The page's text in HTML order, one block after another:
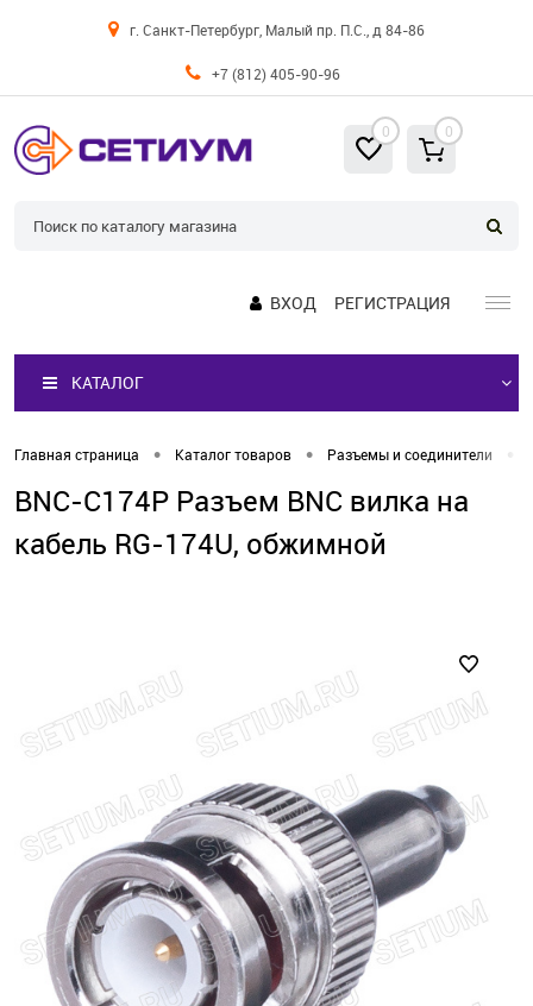
г. Санкт-Петербург, Малый пр. П.С., д 84-86
+7 (812) 405-90-96
0 0
ВХОД РЕГИСТРАЦИЯ
КАТАЛОГ
Главная страница • Каталог товаров • Разъемы и соединители
BNC-C174P Разъем BNC вилка на
кабель RG-174U, обжимной